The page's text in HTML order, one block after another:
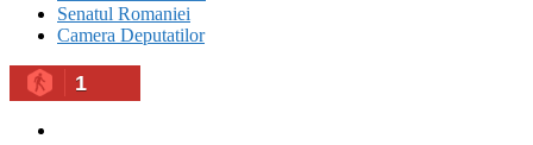
Senatul Romaniei
Camera Deputatilor
1